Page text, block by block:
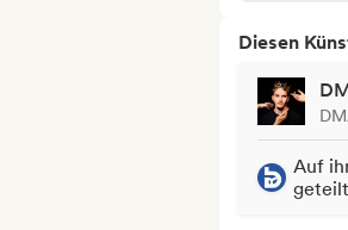
Diesen
Auf
geteilt